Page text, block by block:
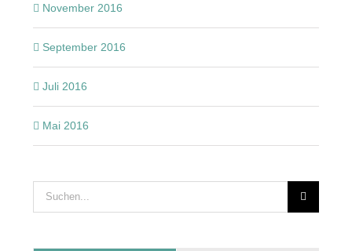
November 2016
September 2016
Juli 2016
Mai 2016
Suche
nach: